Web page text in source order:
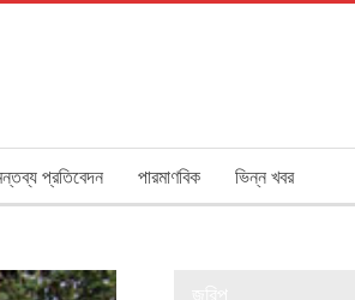
প্রতিবেদন পারমাণবিক ভিন্ন খবর